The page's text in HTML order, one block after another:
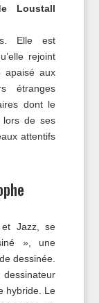
Loustall
Elle est
rejoint
apaisé aux
étranges
dont le
lors de ses
attentifs
et Jazz, se
», une
dessinée.
hybride. Le